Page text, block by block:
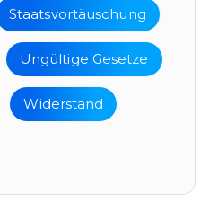
Staatsvortäuschung
Ungültige Gesetze
Widerstand